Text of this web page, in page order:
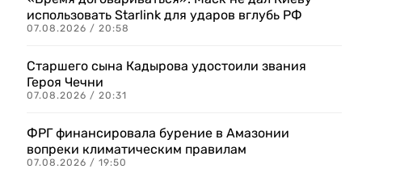
использовать Starlink для ударов вглубь РФ
07.08.2026 / 20:58
Старшего сына Кадырова удостоили звания
Героя Чечни
07.08.2026 / 20:31
ФРГ финансировала бурение в Амазонии
вопреки климатическим правилам
07.08.2026 / 19:50